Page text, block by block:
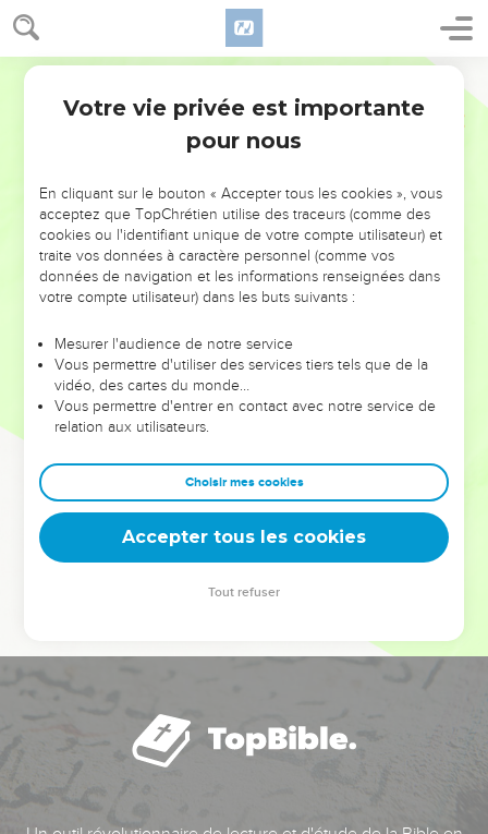
NE MANQUEZ PAS L’ÉVÉNEMENT
DE L’ANNÉE !
ET SI LEURS ERREURS POUVAIENT VOUS ÉVITER LES
VOTRES ?
leur foi ou leur vision. Mais on voit moins les doutes, les erreurs
et les saisons difficiles qu'ils ont traversés, alors même que ce
sont elles qui les ont façonnés.
Dans cette conférence, leaders, entrepreneurs, et responsables
clés pour avancer avec plus de sagesse afin que leurs erreurs
deviennent vos tremplins. Que vous guidiez un ministère, une
équipe, un groupe ou une famille, leur expérience est faite
Votre vie privée est importante
pour nous
En cliquant sur le bouton « Accepter tous les cookies », vous
acceptez que TopChrétien utilise des traceurs (comme des
cookies ou l'identifiant unique de votre compte utilisateur) et
traite vos données à caractère personnel (comme vos
données de navigation et les informations renseignées dans
votre compte utilisateur) dans les buts suivants :
Mesurer l'audience de notre service
Vous permettre d'utiliser des services tiers tels que de la
vidéo, des cartes du monde…
Vous permettre d'entrer en contact avec notre service de
relation aux utilisateurs.
Choisir mes cookies
Accepter tous les cookies
Tout refuser